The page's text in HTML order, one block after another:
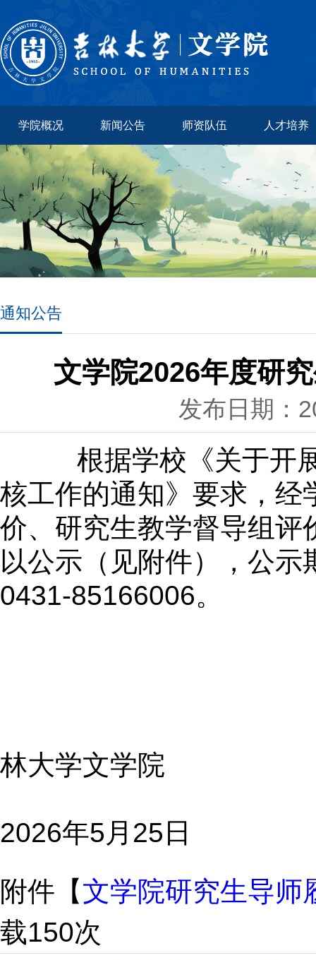
学院概况 新闻公告 师资队伍 人才培养
通知公告
文学院2026年度研
发布日期：
根据学校《关于开
核工作的通知》要求， 经
价、研究生教学督导组评
以公示（见附件），公
0431-85166006。
林大学文学院
2026年5月25日
附件【文学院研究生导师
载150次